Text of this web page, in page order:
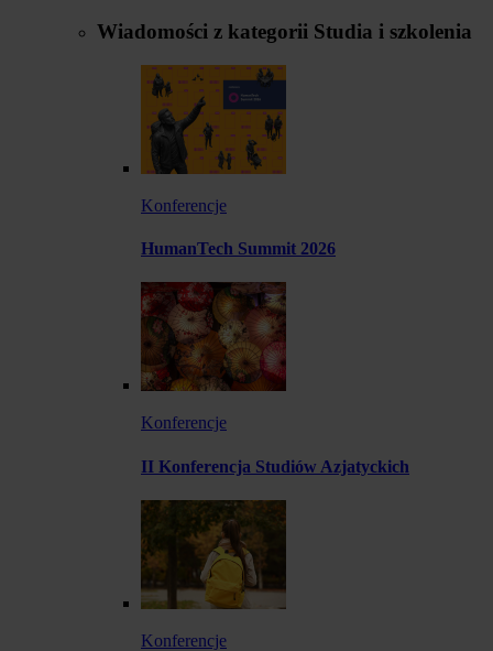
Wiadomości z kategorii Studia i szkolenia
Konferencje
HumanTech Summit 2026
Konferencje
II Konferencja Studiów Azjatyckich
Konferencje